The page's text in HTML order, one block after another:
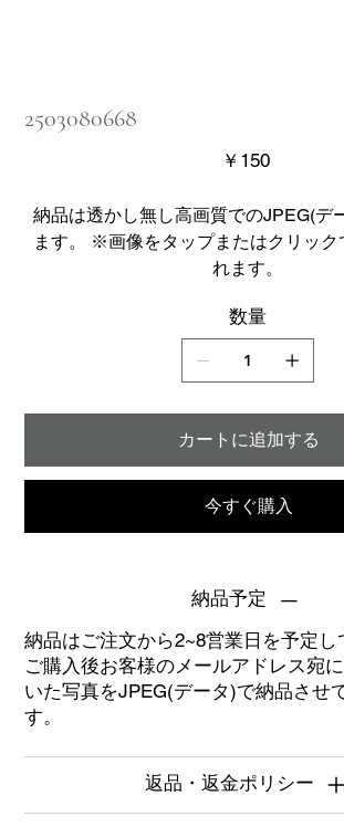
2503080668
価
格
￥150
納品は透かし無し高画質でのJPEG(デ
ます。 ※画像をタップまたはクリック
れます。
数量
カートに追加する
今すぐ購入
納品予定
納品はご注文から2~8営業日を予定し
ご購入後お客様のメールアドレス宛
いた写真をJPEG(データ)で納品させ
す。
返品・返金ポリシー